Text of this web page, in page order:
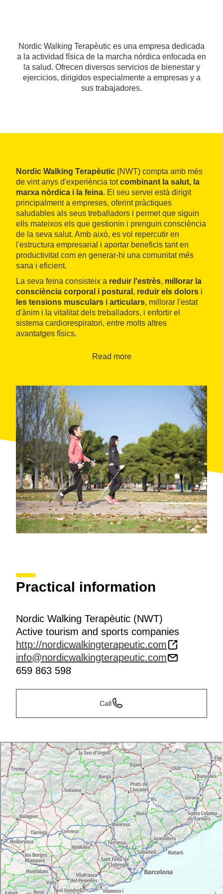
Nordic Walking Terapèutic es una empresa dedicada
a la actividad física de la marcha nórdica enfocada en
la salud. Ofrecen diversos servicios de bienestar y
ejercicios, dirigidos especialmente a empresas y a
sus trabajadores.
Nordic Walking Terapèutic (NWT) compta amb més
de vint anys d'experiència totcombinant la salut, la
marxa nòrdica i la feina. El seu servei està dirigit
principalment a empreses, oferint pràctiques
saludables als seus treballadors i permet que siguin
ells mateixos els que gestionin i prenguin consciència
de la seva salut. Amb això, es vol repercutir en
l'estructura empresarial i aportar beneficis tant en
productivitat com en generar-hi una comunitat més
sana i eficient.
La seva feina consisteix a reduir l'estrès, millorar la
consciència corporal i postural , reduir els dolors i
les tensions musculars i articulars, millorar l'estat
d'ànim i la vitalitat dels treballadors, i enfortir el
sistema cardiorespiratori, entre molts altres
avantatges físics.
ofereix una atenció personalitzada, flexibilitat horària,
Read more
Practical information
Nordic Walking Terapèutic (NWT)
Active tourism and sports companies
http://nordicwalkingterapeutic.com
info@nordicwalkingterapeutic.com
659 863 598
Call